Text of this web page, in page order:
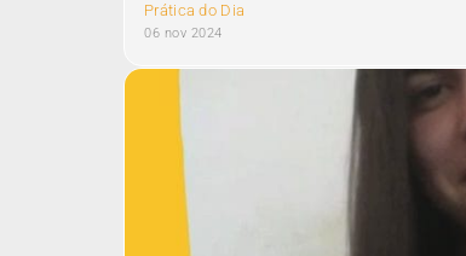
Prática do Dia
06 nov 2024